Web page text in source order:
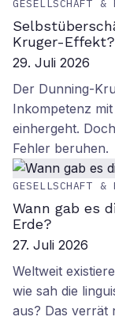
GESELLSCHAFT &
Kruger-Effekt?
29. Juli 2026
Der Dunning-
Inkompetenz
einhergeht.
Fehler beruhen.
GESELLSCHAFT &
Wann gab es
Erde?
27. Juli 2026
Weltweit
wie sah die
aus? Das verrät